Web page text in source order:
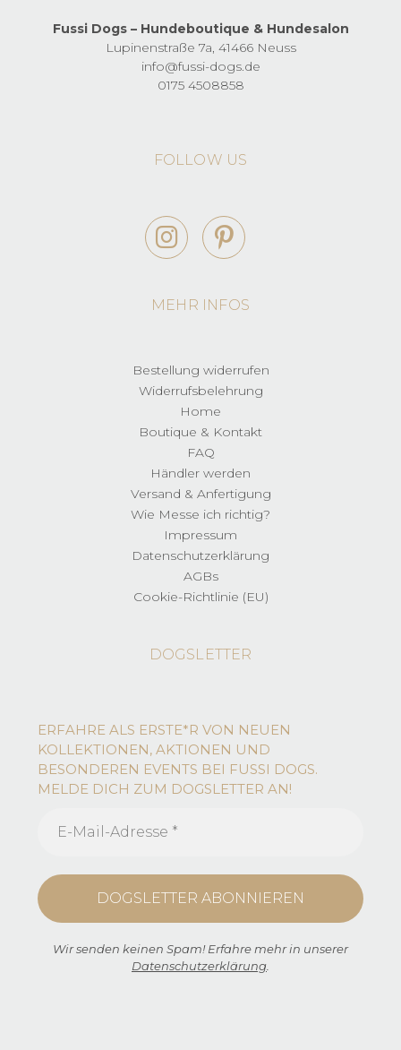
Fussi Dogs – Hundeboutique & Hundesalon
Lupinenstraße 7a, 41466 Neuss
info@fussi-dogs.de
0175 4508858
FOLLOW US
MEHR INFOS
Bestellung widerrufen
Widerrufsbelehrung
Home
Boutique & Kontakt
FAQ
Händler werden
Versand & Anfertigung
Wie Messe ich richtig?
Impressum
Datenschutzerklärung
AGBs
Cookie-Richtlinie (EU)
DOGSLETTER
ERFAHRE ALS ERSTE*R VON NEUEN
KOLLEKTIONEN, AKTIONEN UND
BESONDEREN EVENTS BEI FUSSI DOGS.
MELDE DICH ZUM DOGSLETTER AN!
Wir senden keinen Spam! Erfahre mehr in unserer
Datenschutzerklärung